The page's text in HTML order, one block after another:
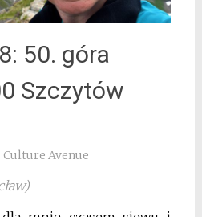
50. góra
Szczytów
Culture Avenue